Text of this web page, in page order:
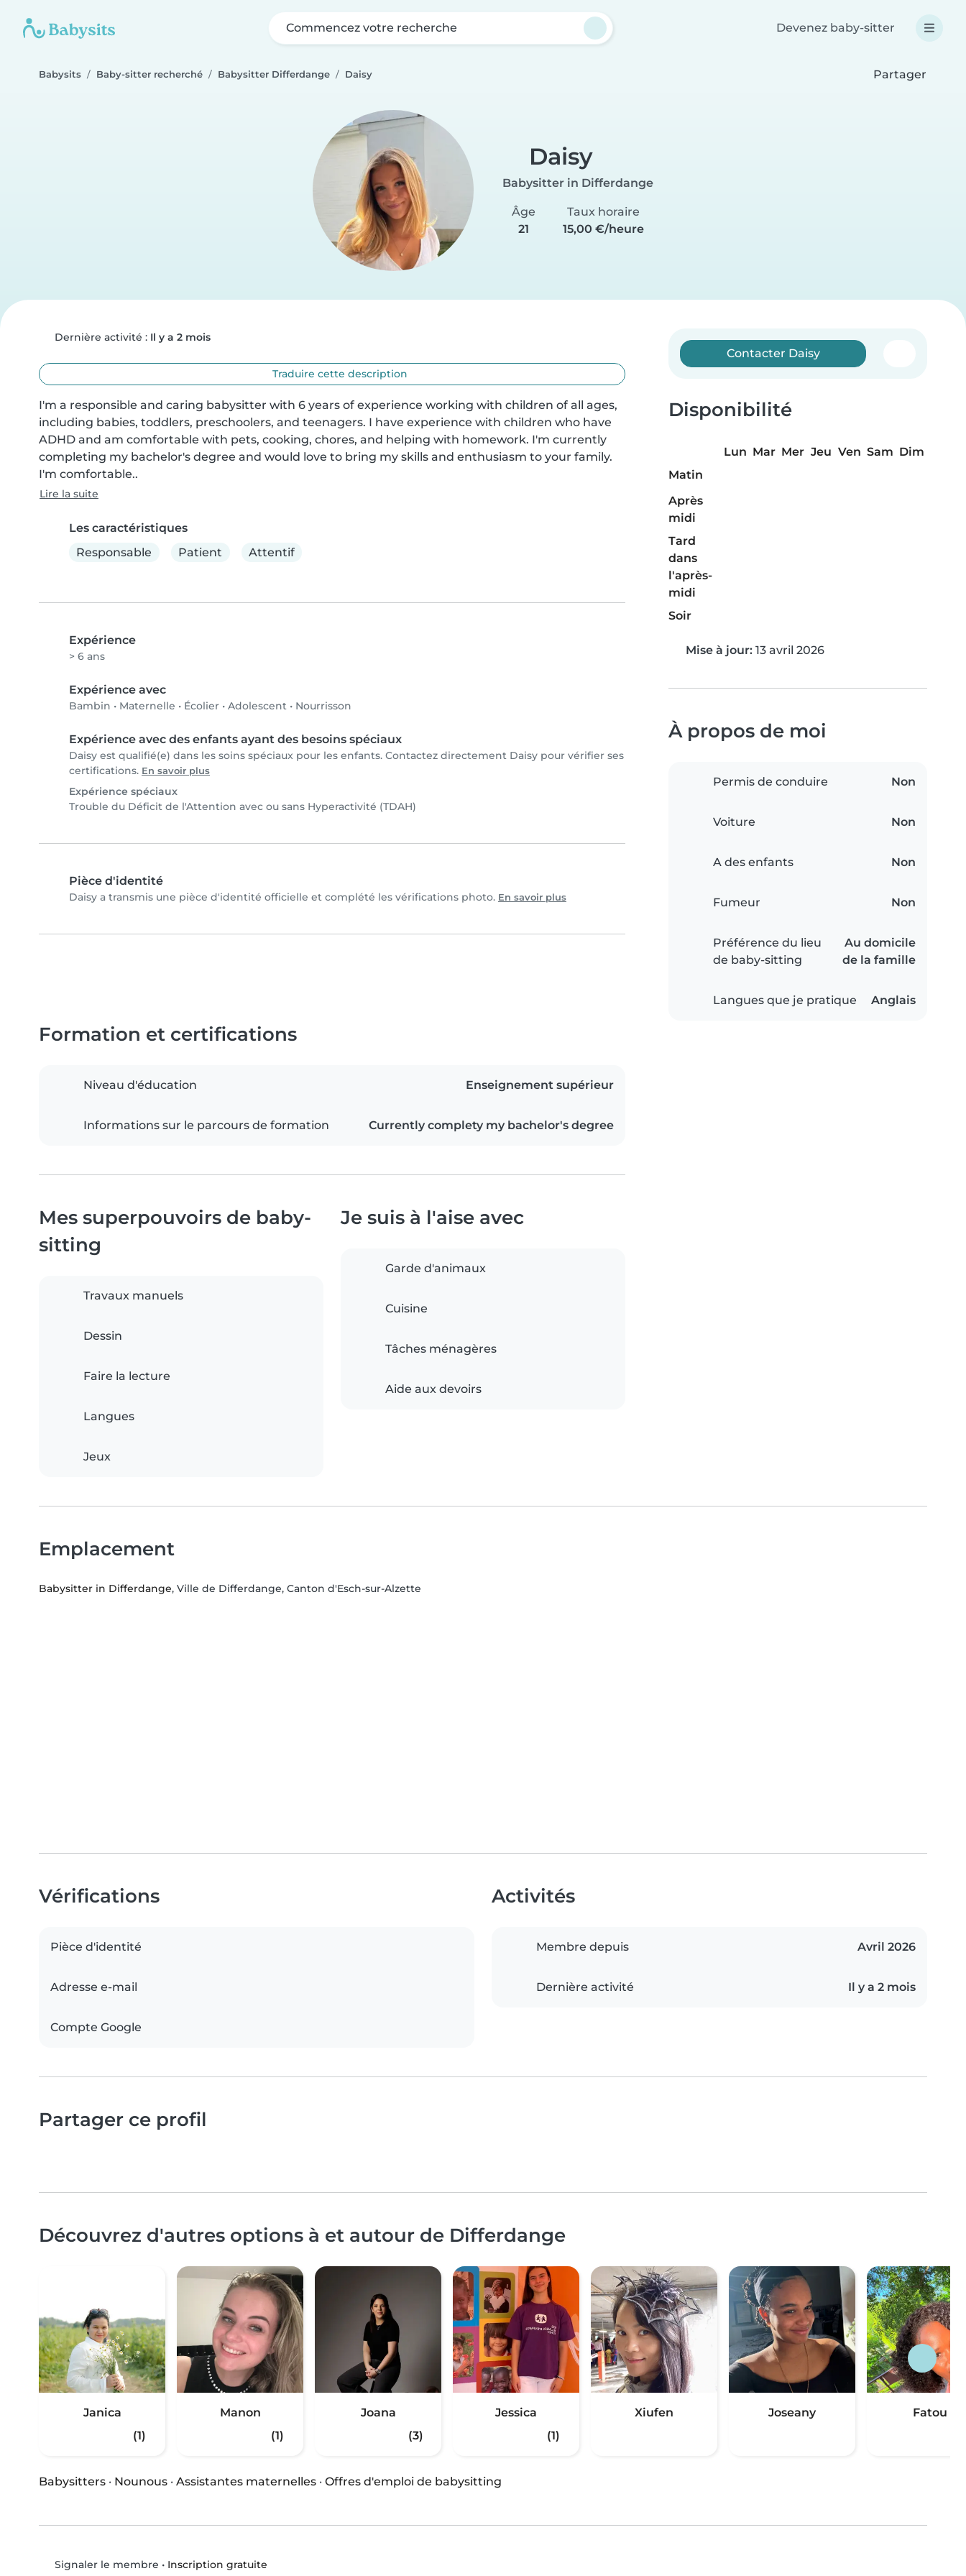
Commencez votre recherche Devenez baby-sitter
Babysits Baby-sitter recherché Babysitter Differdange Daisy Partager
Daisy
Babysitter in Differdange
Âge
21
Taux horaire
15,00 €/heure
Dernière activité : Il y a 2 mois
Traduire cette description
I'm a responsible and caring babysitter with 6 years of experience working with children of all ages,
including babies, toddlers, preschoolers, and teenagers. I have experience with children who have
ADHD and am comfortable with pets, cooking, chores, and helping with homework. I'm currently
completing my bachelor's degree and would love to bring my skills and enthusiasm to your family.
I'm comfortable..
Lire la suite
Les caractéristiques
Responsable
Patient Attentif
Expérience
> 6 ans
Expérience avec
Bambin • Maternelle • Écolier • Adolescent • Nourrisson
Expérience avec des enfants ayant des besoins spéciaux
Daisy est qualifié(e) dans les soins spéciaux pour les enfants. Contactez directement Daisy pour vérifier ses
certifications. En savoir plus
Expérience spéciaux
Trouble du Déficit de l'Attention avec ou sans Hyperactivité (TDAH)
Pièce d'identité
Daisy a transmis une pièce d'identité officielle et complété les vérifications photo. En savoir plus
Contacter Daisy
Disponibilité
Lun Mar Mer Jeu Ven Sam Dim
Matin
Après
midi
Tard
dans
l'après-
midi
Soir
Mise à jour: 13 avril 2026
À propos de moi
Permis de conduire Non
Voiture Non
A des enfants Non
Fumeur Non
Préférence du lieu
de baby-sitting
Au domicile
de la famille
Langues que je pratique Anglais
Formation et certifications
Niveau d'éducation Enseignement supérieur
Informations sur le parcours de formation Currently complety my bachelor's degree
Mes superpouvoirs de baby-
sitting
Travaux manuels
Dessin
Faire la lecture
Langues
Jeux
Je suis à l'aise avec
Garde d'animaux
Cuisine
Tâches ménagères
Aide aux devoirs
Emplacement
Babysitter in Differdange, Ville de Differdange, Canton d'Esch-sur-Alzette
Vérifications
Pièce d'identité
Adresse e-mail
Compte Google
Activités
Membre depuis Avril 2026
Dernière activité Il y a 2 mois
Partager ce profil
Découvrez d'autres options à et autour de Differdange
Janica
(1)
Manon
(1)
Joana
(3)
Jessica
(1)
Xiufen Joseany Fatou
Babysitters · Nounous · Assistantes maternelles · Offres d'emploi de babysitting
Signaler le membre • Inscription gratuite